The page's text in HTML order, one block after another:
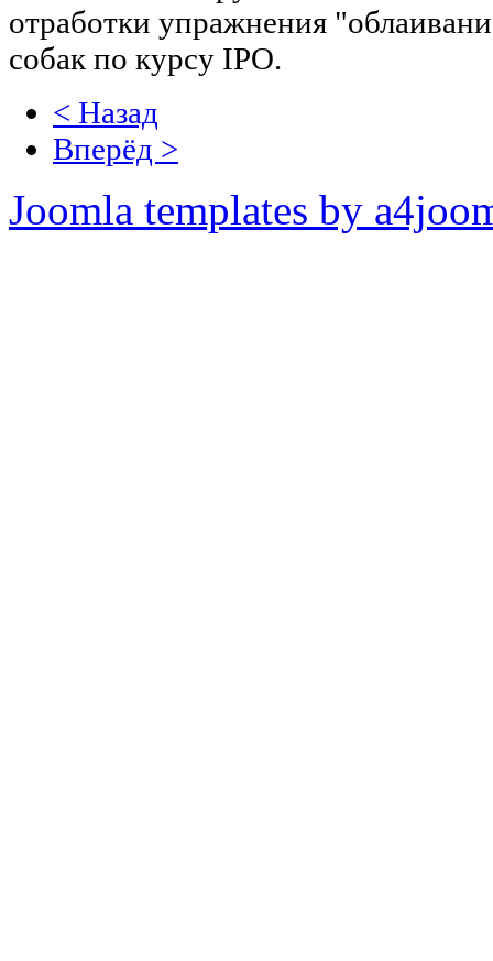
отработки упражнения
собак по курсу IPO.
< Назад
Вперёд >
Joomla templates by